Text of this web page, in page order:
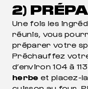
2)
Une fois les
réunis, vous
préparer votre
Préchauffez
d’environ 104 à
herbe et placez-